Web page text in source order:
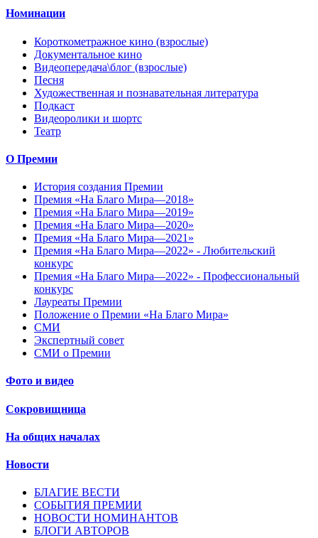
Номинации
Короткометражное кино (взрослые)
Документальное кино
Видеопередача\блог (взрослые)
Песня
Художественная и познавательная литература
Подкаст
Видеоролики и шортс
Театр
О Премии
История создания Премии
Премия «На Благо Мира—2018»
Премия «На Благо Мира—2019»
Премия «На Благо Мира—2020»
Премия «На Благо Мира—2021»
Премия «На Благо Мира—2022» - Любительский
конкурс
Премия «На Благо Мира—2022» - Профессиональный
конкурс
Лауреаты Премии
Положение о Премии «На Благо Мира»
СМИ
Экспертный совет
СМИ о Премии
Фото и видео
Сокровищница
На общих началах
Новости
БЛАГИЕ ВЕСТИ
СОБЫТИЯ ПРЕМИИ
НОВОСТИ НОМИНАНТОВ
БЛОГИ АВТОРОВ